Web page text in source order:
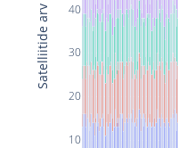
10
20
30
40
Satelliitide arv